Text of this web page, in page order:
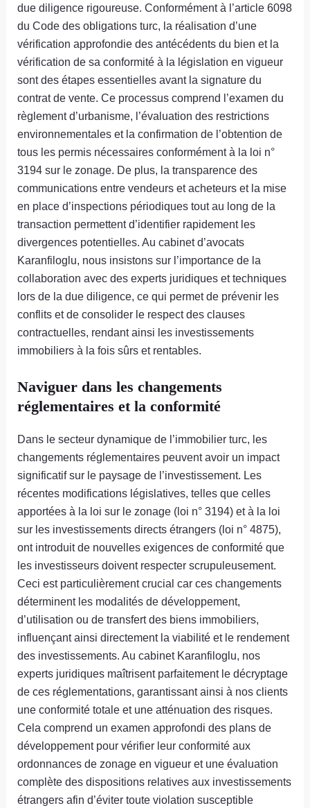
due diligence rigoureuse. Conformément à l’article 6098
du Code des obligations turc, la réalisation d’une
vérification approfondie des antécédents du bien et la
vérification de sa conformité à la législation en vigueur
sont des étapes essentielles avant la signature du
contrat de vente. Ce processus comprend l’examen du
règlement d’urbanisme, l’évaluation des restrictions
environnementales et la confirmation de l’obtention de
tous les permis nécessaires conformément à la loi n°
3194 sur le zonage. De plus, la transparence des
communications entre vendeurs et acheteurs et la mise
en place d’inspections périodiques tout au long de la
transaction permettent d’identifier rapidement les
divergences potentielles. Au cabinet d’avocats
Karanfiloglu, nous insistons sur l’importance de la
collaboration avec des experts juridiques et techniques
lors de la due diligence, ce qui permet de prévenir les
conflits et de consolider le respect des clauses
contractuelles, rendant ainsi les investissements
immobiliers à la fois sûrs et rentables.
Naviguer dans les changements
réglementaires et la conformité
Dans le secteur dynamique de l’immobilier turc, les
changements réglementaires peuvent avoir un impact
significatif sur le paysage de l’investissement. Les
récentes modifications législatives, telles que celles
apportées à la loi sur le zonage (loi n° 3194) et à la loi
sur les investissements directs étrangers (loi n° 4875),
ont introduit de nouvelles exigences de conformité que
les investisseurs doivent respecter scrupuleusement.
Ceci est particulièrement crucial car ces changements
déterminent les modalités de développement,
d’utilisation ou de transfert des biens immobiliers,
influençant ainsi directement la viabilité et le rendement
des investissements. Au cabinet Karanfiloglu, nos
experts juridiques maîtrisent parfaitement le décryptage
de ces réglementations, garantissant ainsi à nos clients
une conformité totale et une atténuation des risques.
Cela comprend un examen approfondi des plans de
développement pour vérifier leur conformité aux
ordonnances de zonage en vigueur et une évaluation
complète des dispositions relatives aux investissements
étrangers afin d’éviter toute violation susceptible